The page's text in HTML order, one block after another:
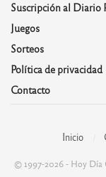
Suscripción al Diario
Juegos
Sorteos
Política de privacidad
Contacto
Inicio
© 1997-2026 - Hoy Día